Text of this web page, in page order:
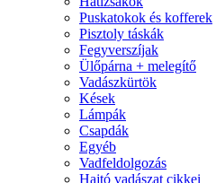
Puskatokok és kofferek
Pisztoly táskák
Fegyverszíjak
Ülőpárna + melegítő
Vadászkürtök
Kések
Lámpák
Csapdák
Egyéb
Vadfeldolgozás
Hajtó vadászat cikkei